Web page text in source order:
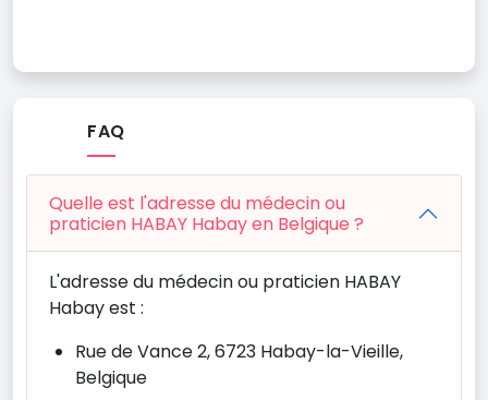
FAQ
Quelle est l'adresse du médecin ou
praticien HABAY Habay en Belgique ?
L'adresse du médecin ou praticien HABAY
Habay est :
Rue de Vance 2, 6723 Habay-la-Vieille,
Belgique